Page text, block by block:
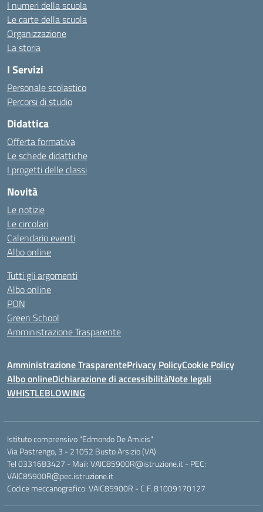
I numeri della scuola
Le carte della scuola
Organizzazione
La storia
I Servizi
Personale scolastico
Percorsi di studio
Didattica
Offerta formativa
Le schede didattiche
I progetti delle classi
Novità
Le notizie
Le circolari
Calendario eventi
Albo online
Tutti gli argomenti
Albo online
PON
Green School
Amministrazione Trasparente
Amministrazione TrasparentePrivacy PolicyCookie Policy
Albo onlineDichiarazione di accessibilitàNote legali
WHISTLEBLOWING
Istituto comprensivo "Edmondo De Amicis"
Via Pastrengo, 3 - 21052 Busto Arsizio (VA)
Tel 0331683427 - Mail: VAIC85900R@istruzione.it - PEC:
VAIC85900R@pec.istruzione.it
Codice meccanografico: VAIC85900R - C.F. 81009170127